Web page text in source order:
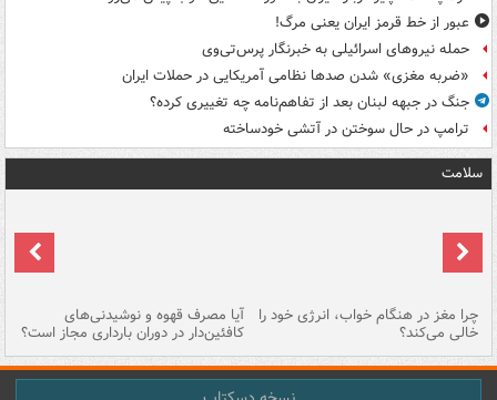
عبور از خط قرمز ایران یعنی مرگ!
حمله نیروهای اسرائیلی به خبرنگار پرس‌تی‌وی
«ضربه مغزی» شدن صدها نظامی آمریکایی در حملات ایران
جنگ در جبهه لبنان بعد از تفاهم‌نامه چه تغییری کرده؟
ترامپ در حال سوختن در آتشی خودساخته
سلامت
چرا مغز در هنگام خواب، انرژی خود را
خالی می‌کند؟
آیا مصرف قهوه و نوشیدنی‌های
کافئین‌دار در دوران بارداری مجاز است؟